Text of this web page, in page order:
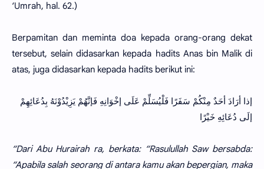
‘Umrah, hal. 62.)
Berpamitan dan meminta doa kepada orang-orang dekat
tersebut, selain didasarkan kepada hadits Anas bin Malik di
atas, juga didasarkan kepada hadits berikut ini:
إلَى دُعَائِهِ خَيْرًا
“Dari Abu Hurairah ra, berkata: “Rasulullah Saw bersabda:
“Apabila salah seorang di antara kamu akan bepergian, maka